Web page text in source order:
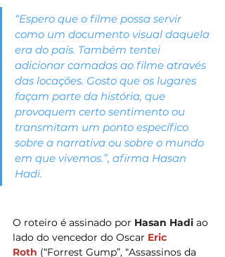
“Espero que o filme possa servir
como um documento visual daquela
era do país. Também tentei
adicionar camadas ao filme através
das locações. Gosto que os lugares
façam parte da história, que
provoquem certo sentimento ou
transmitam um ponto específico
sobre a narrativa ou sobre o mundo
em que vivemos.”, afirma Hasan
Hadi.
O roteiro é assinado por Hasan Hadi ao
lado do vencedor do Oscar Eric
Roth (“Forrest Gump”, “Assassinos da